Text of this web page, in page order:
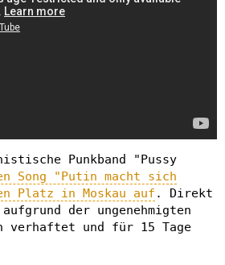
Punkband "Pussy
Song "Putin macht sich
Platz in Moskau auf . Direkt
der ungenehmigten
verhaftet und für 15 Tage